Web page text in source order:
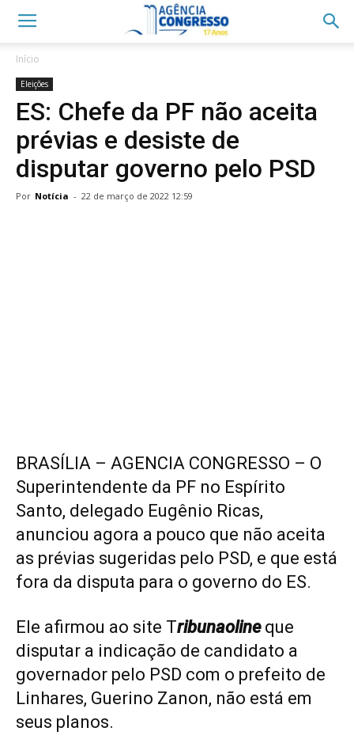
Início
Eleições
ES: Chefe da PF não aceita
prévias e desiste de
disputar governo pelo PSD
Por Notícia - 22 de março de 2022 12:59
BRASÍLIA – AGENCIA CONGRESSO – O
Superintendente da PF no Espírito
Santo, delegado Eugênio Ricas,
anunciou agora a pouco que não aceita
as prévias sugeridas pelo PSD, e que está
fora da disputa para o governo do ES.
Ele afirmou ao site Tribunaolineque
disputar a indicação de candidato a
governador pelo PSD com o prefeito de
Linhares, Guerino Zanon, não está em
seus planos.